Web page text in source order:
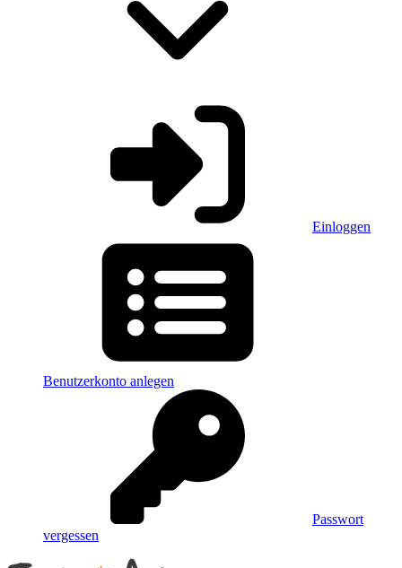
Einloggen
Benutzerkonto anlegen
Passwort
vergessen